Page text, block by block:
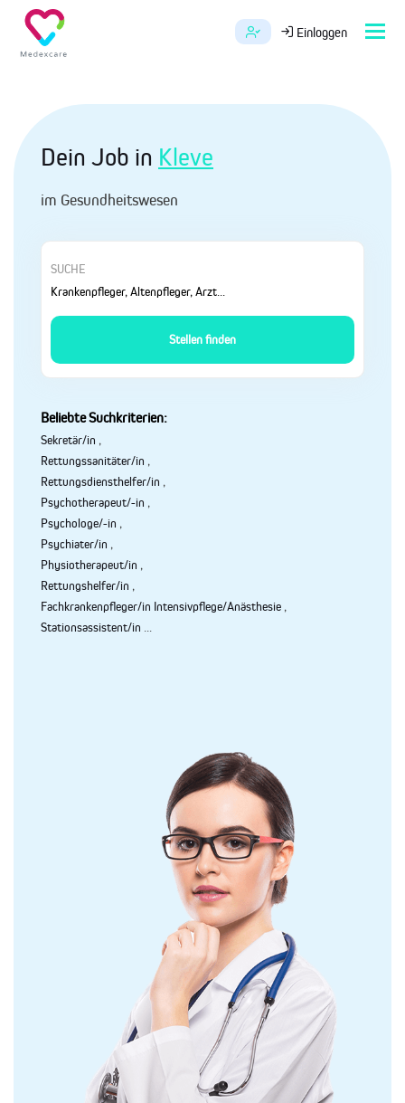
Einloggen
Dein Job in Kleve
im Gesundheitswesen
SUCHE
Stellen finden
Beliebte Suchkriterien:
Sekretär/in ,
Rettungssanitäter/in ,
Rettungsdiensthelfer/in ,
Psychotherapeut/-in ,
Psychologe/-in ,
Psychiater/in ,
Physiotherapeut/in ,
Rettungshelfer/in ,
Fachkrankenpfleger/in Intensivpflege/Anästhesie ,
Stationsassistent/in